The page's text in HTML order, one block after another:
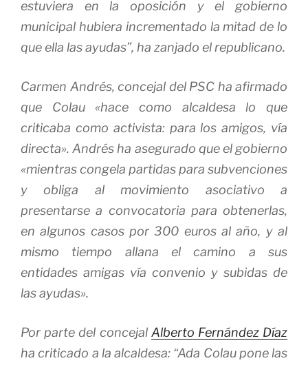
estuviera en la oposición y el gobierno
municipal hubiera incrementado la mitad de lo
que ella las ayudas”, ha zanjado el republicano.
Carmen Andrés, concejal del PSC ha afirmado
que Colau «hace como alcaldesa lo que
criticaba como activista: para los amigos, vía
directa». Andrés ha asegurado que el gobierno
«mientras congela partidas para subvenciones
y obliga al movimiento asociativo a
presentarse a convocatoria para obtenerlas,
en algunos casos por 300 euros al año, y al
mismo tiempo allana el camino a sus
entidades amigas vía convenio y subidas de
las ayudas».
Por parte del concejal Alberto Fernández Díaz
ha criticado a la alcaldesa: “Ada Colau pone las